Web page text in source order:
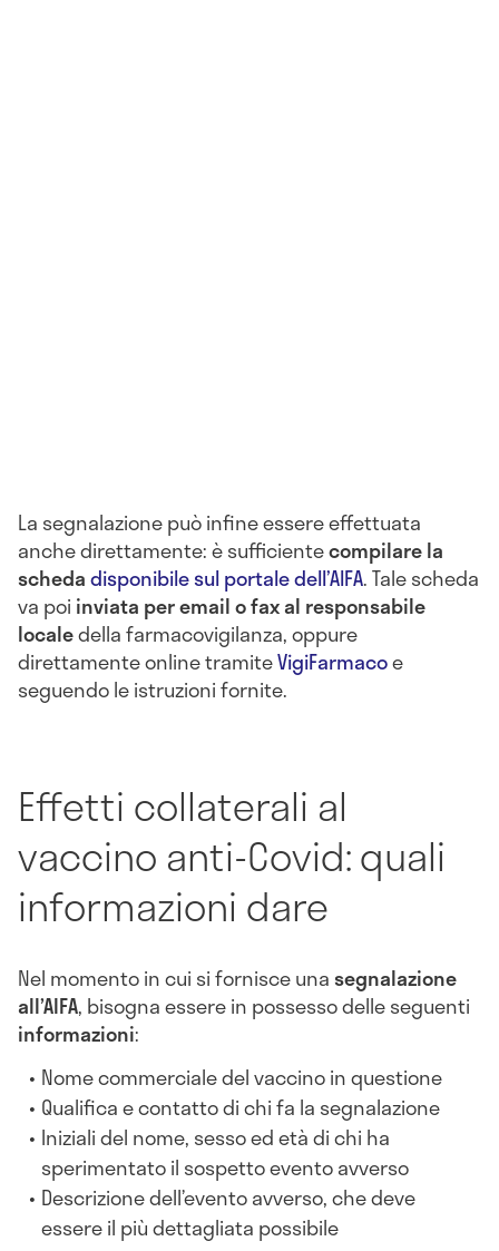
La segnalazione può infine essere effettuata
anche direttamente: è sufficientecompilare la
schedadisponibile sul portale dell’AIFA. Tale scheda
va poi inviata per email o fax al responsabile
localedella farmacovigilanza, oppure
direttamente online tramiteVigiFarmacoe
seguendo le istruzioni fornite.
Effetti collaterali al
vaccino anti-Covid: quali
informazioni dare
Nel momento in cui si fornisce unasegnalazione
all’AIFA, bisogna essere in possesso delle seguenti
informazioni:
Nome commerciale del vaccino in questione
Qualifica e contatto di chi fa la segnalazione
Iniziali del nome, sesso ed età di chi ha
sperimentato il sospetto evento avverso
Descrizione dell’evento avverso, che deve
essere il più dettagliata possibile